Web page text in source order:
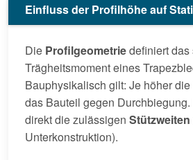
Einfluss der Profilhöhe auf
Die Profilgeometriedefiniert
Trägheitsmoment eines
Bauphysikalisch gilt: Je höher
das Bauteil gegen
direkt die zulässigen Stützweiten
Unterkonstruktion).